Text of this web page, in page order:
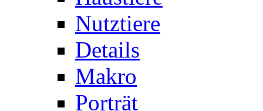
Nutztiere
Details
Makro
Porträt